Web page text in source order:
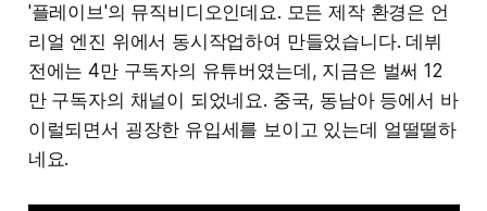
'플레이브'의 뮤직비디오인데요. 모든 제작 환경은 언
리얼 엔진 위에서 동시작업하여 만들었습니다. 데뷔
전에는 4만 구독자의 유튜버였는데, 지금은 벌써 12
만 구독자의 채널이 되었네요. 중국, 동남아 등에서 바
이럴되면서 굉장한 유입세를 보이고 있는데 얼떨떨하
네요.